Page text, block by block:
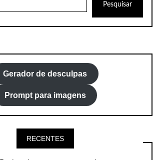
Pesquisar
Gerador de desculpas
Prompt para imagens
RECENTES